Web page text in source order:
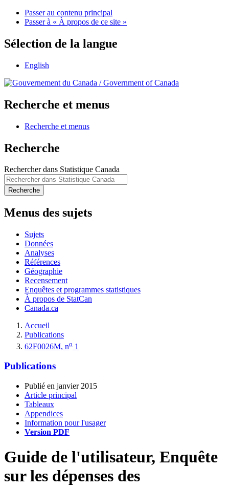
Passer au contenu principal
Passer à « À propos de ce site »
Sélection de la langue
English
/Government of Canada
Recherche et menus
Recherche et menus
Recherche
Rechercher dans Statistique Canada
Recherche
Menus des sujets
Sujets
Données
Analyses
Références
Géographie
Recensement
Enquêtes et programmes statistiques
À propos de StatCan
Canada.ca
Accueil
Publications
62F0026M, no 1
Publications
Publié en janvier 2015
Article principal
Tableaux
Appendices
Information pour l'usager
Version PDF
Guide de l'utilisateur, Enquête
sur les dépenses des